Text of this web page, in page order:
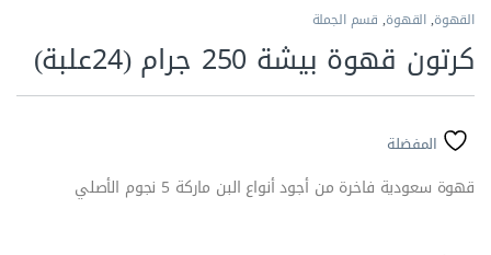
القهوة,القهوة, قسم الجملة
كرتون قهوة بيشة 250 جرام (24علبة)
المفضلة
قهوة سعودية فاخرة من أجود أنواع البن ماركة 5 نجوم الأصلي